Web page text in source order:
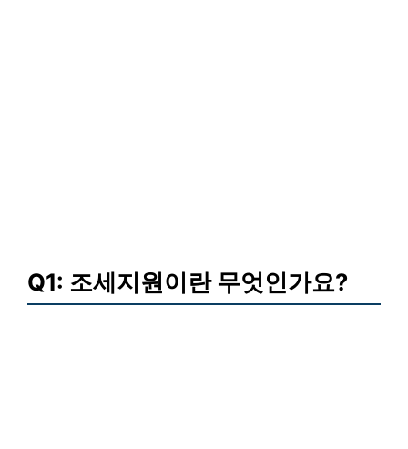
Q1: 조세지원이란 무엇인가요?